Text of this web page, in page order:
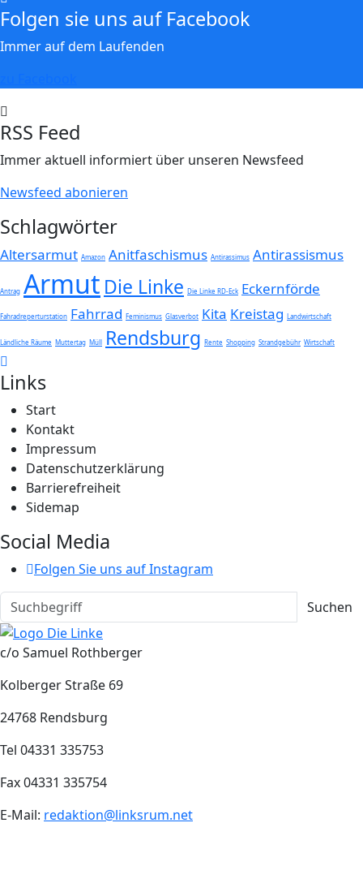
Folgen sie uns auf Facebook
Immer auf dem Laufenden
RSS Feed
Immer aktuell informiert über unseren Newsfeed
Newsfeed abonieren
Schlagwörter
Altersarmut Amazon Anitfaschismus Antirassimus Antirassismus
Antrag Armut Die Linke Die Linke RD-Eck Eckernförde
Fahradreperturstation Fahrrad Feminismus Glasverbot Kita Kreistag Landwirtschaft
Ländliche Räume Muttertag Müll Rendsburg Rente Shopping Strandgebühr Wirtschaft
Links
Start
Kontakt
Impressum
Datenschutzerklärung
Barrierefreiheit
Sidemap
Social Media
Folgen Sie uns auf Instagram
Suchen
c/o Samuel Rothberger
Kolberger Straße 69
24768 Rendsburg
Tel 04331 335753
Fax 04331 335754
E-Mail: redaktion@linksrum.net